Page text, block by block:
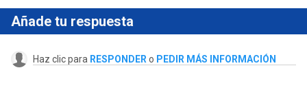
Añade tu respuesta
Haz clic para RESPONDER o PEDIR MÁS INFORMACIÓN